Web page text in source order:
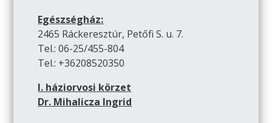
Egészségház:
2465 Ráckeresztúr, Petőfi S. u. 7.
Tel.: 06-25/455-804
Tel.: +36208520350
I. háziorvosi körzet
Dr. Mihalicza Ingrid